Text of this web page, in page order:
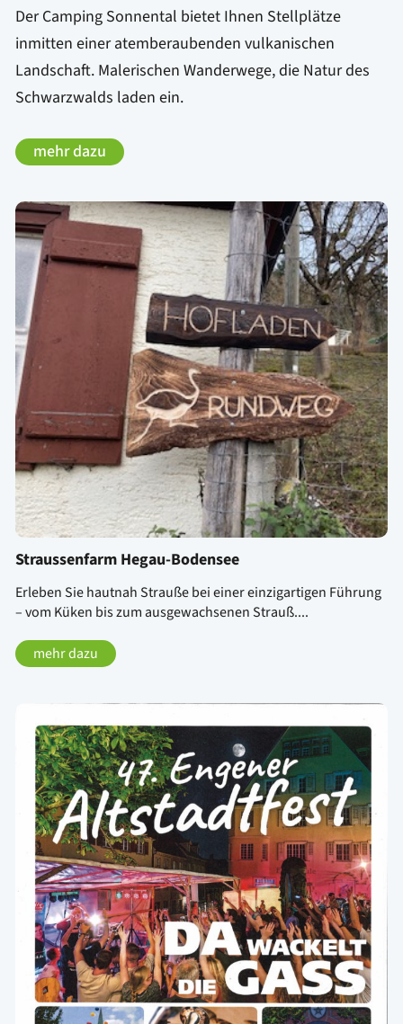
Der Camping Sonnental bietet Ihnen Stellplätze
inmitten einer atemberaubenden vulkanischen
Landschaft. Malerischen Wanderwege, die Natur des
Schwarzwalds laden ein.
mehr dazu
Straussenfarm Hegau-Bodensee
Erleben Sie hautnah Strauße bei einer einzigartigen Führung
– vom Küken bis zum ausgewachsenen Strauß....
mehr dazu